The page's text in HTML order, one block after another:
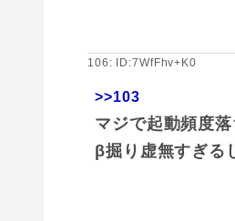
106: ID:7WfFhv+K0
>>103
マジで起動頻度
β掘り虚無すぎる